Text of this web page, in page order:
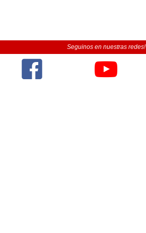
Seguinos en nuestras redes!